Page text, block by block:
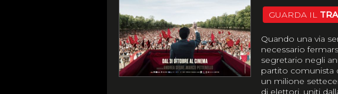
GUARDA IL
Quando una via
necessario
segretario negli
partito comunista
un milione
di elettori, uniti